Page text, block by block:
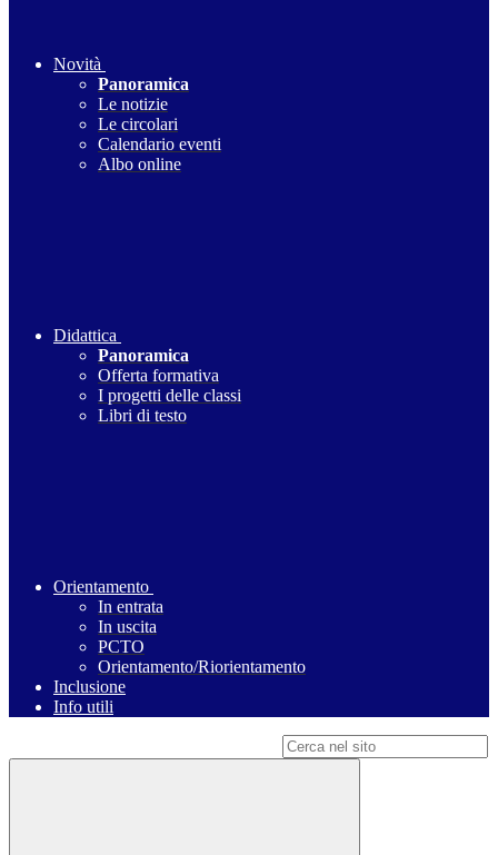
Novità
Panoramica
Le notizie
Le circolari
Calendario eventi
Albo online
Didattica
Panoramica
Offerta formativa
I progetti delle classi
Libri di testo
Orientamento
In entrata
In uscita
PCTO
Orientamento/Riorientamento
Inclusione
Info utili